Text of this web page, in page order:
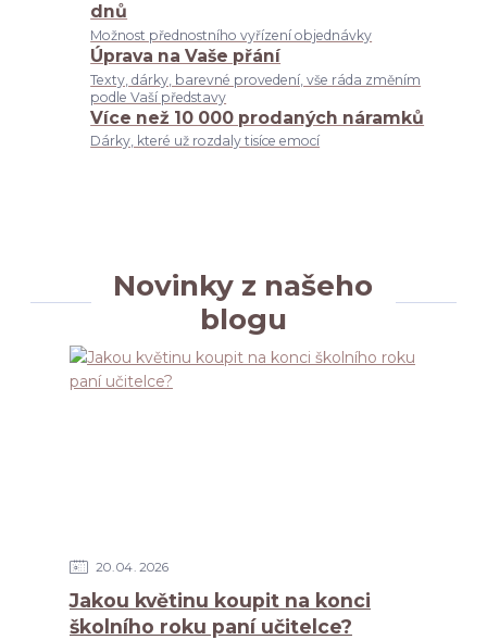
dnů
Možnost přednostního vyřízení objednávky
Úprava na Vaše přání
Texty, dárky, barevné provedení, vše ráda změním
podle Vaší představy
Více než 10 000 prodaných náramků
Dárky, které už rozdaly tisíce emocí
Novinky z našeho
blogu
20 04 2026
Jakou květinu koupit na konci
školního roku paní učitelce?